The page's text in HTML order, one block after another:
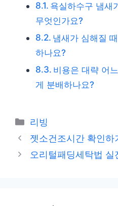
욕실하수구 냄새
무엇인가요?
냄새가 심해질
하나요?
비용은 대략 어
게 분배하나요?
카
테
리
리빙
젯소건조시간 확인하
오리털패딩세탁법